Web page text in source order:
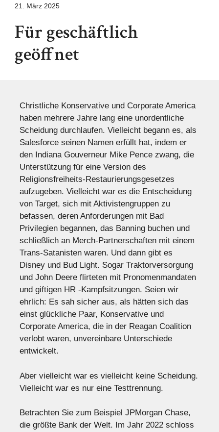
21. März 2025
Für geschäftlich
geöffnet
Christliche Konservative und Corporate America
haben mehrere Jahre lang eine unordentliche
Scheidung durchlaufen. Vielleicht begann es, als
Salesforce seinen Namen erfüllt hat, indem er
den Indiana Gouverneur Mike Pence zwang, die
Unterstützung für eine Version des
Religionsfreiheits-Restaurierungsgesetzes
aufzugeben. Vielleicht war es die Entscheidung
von Target, sich mit Aktivistengruppen zu
befassen, deren Anforderungen mit Bad
Privilegien begannen, das Banning buchen und
schließlich an Merch-Partnerschaften mit einem
Trans-Satanisten waren. Und dann gibt es
Disney und Bud Light. Sogar Traktorversorgung
und John Deere flirteten mit Pronomenmandaten
und giftigen HR -Kampfsitzungen. Seien wir
ehrlich: Es sah sicher aus, als hätten sich das
einst glückliche Paar, Konservative und
Corporate America, die in der Reagan Coalition
verlobt waren, unvereinbare Unterschiede
entwickelt.
Aber vielleicht war es vielleicht keine Scheidung.
Vielleicht war es nur eine Testtrennung.
Betrachten Sie zum Beispiel JPMorgan Chase,
die größte Bank der Welt. Im Jahr 2022 schloss